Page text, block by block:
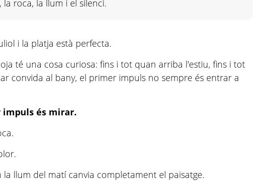
la roca, la llum i el silenci.
i la platja està perfecta.
té una cosa curiosa: fins i tot quan arriba l'estiu, fins i tot
convida al bany, el primer impuls no sempre és entrar a
impuls és mirar.
la llum del matí canvia completament el paisatge.